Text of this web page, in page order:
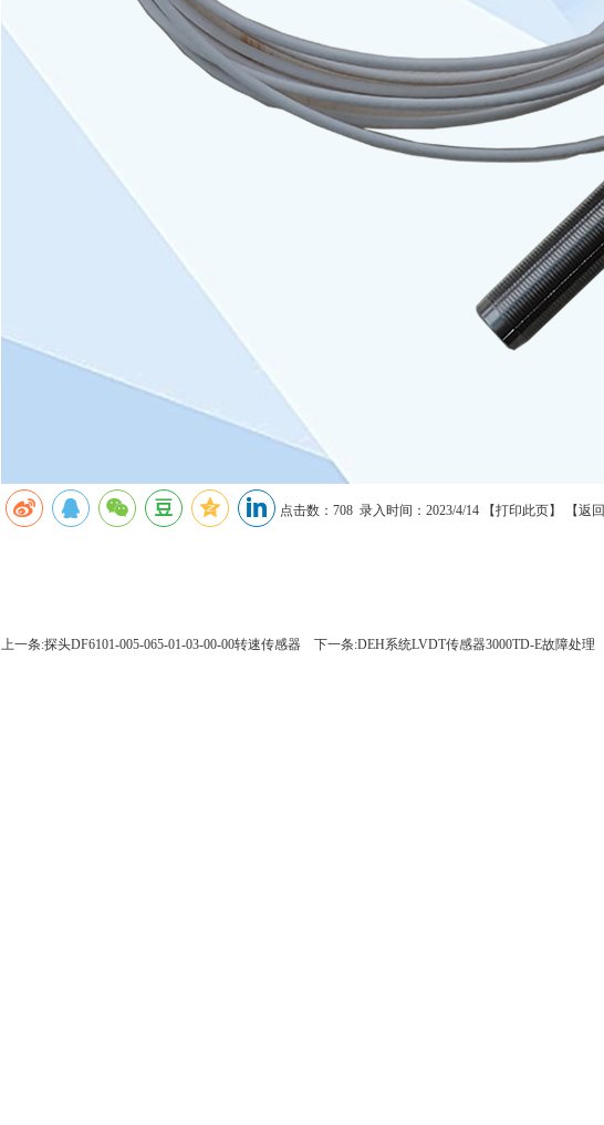
点击数：708 录入时间：2023/4/14 【打印此页】 【返回
上一条:探头DF6101-005-065-01-03-00-00转速传感器 下一条:DEH系统LVDT传感器3000TD-E故障处理